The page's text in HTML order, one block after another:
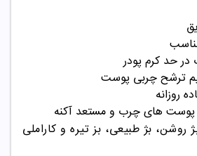
حد کرم پودر
ترشح چربی پوست
روزانه
پوست های چرب و مستعد آکنه